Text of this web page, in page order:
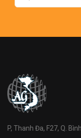
P, Thanh Đa, F27, Q.